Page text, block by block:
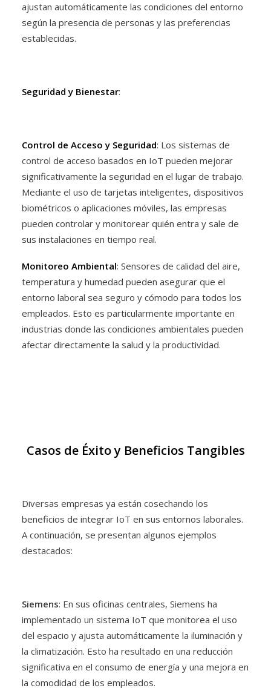
ajustan automáticamente las condiciones del entorno
según la presencia de personas y las preferencias
establecidas.
Seguridad y Bienestar:
Control de Acceso y Seguridad: Los sistemas de
control de acceso basados en IoT pueden mejorar
significativamente la seguridad en el lugar de trabajo.
Mediante el uso de tarjetas inteligentes, dispositivos
biométricos o aplicaciones móviles, las empresas
pueden controlar y monitorear quién entra y sale de
sus instalaciones en tiempo real.
Monitoreo Ambiental: Sensores de calidad del aire,
temperatura y humedad pueden asegurar que el
entorno laboral sea seguro y cómodo para todos los
empleados. Esto es particularmente importante en
industrias donde las condiciones ambientales pueden
afectar directamente la salud y la productividad.
Casos de Éxito y Beneficios Tangibles
Diversas empresas ya están cosechando los
beneficios de integrar IoT en sus entornos laborales.
A continuación, se presentan algunos ejemplos
destacados:
Siemens: En sus oficinas centrales, Siemens ha
implementado un sistema IoT que monitorea el uso
del espacio y ajusta automáticamente la iluminación y
la climatización. Esto ha resultado en una reducción
significativa en el consumo de energía y una mejora en
la comodidad de los empleados.